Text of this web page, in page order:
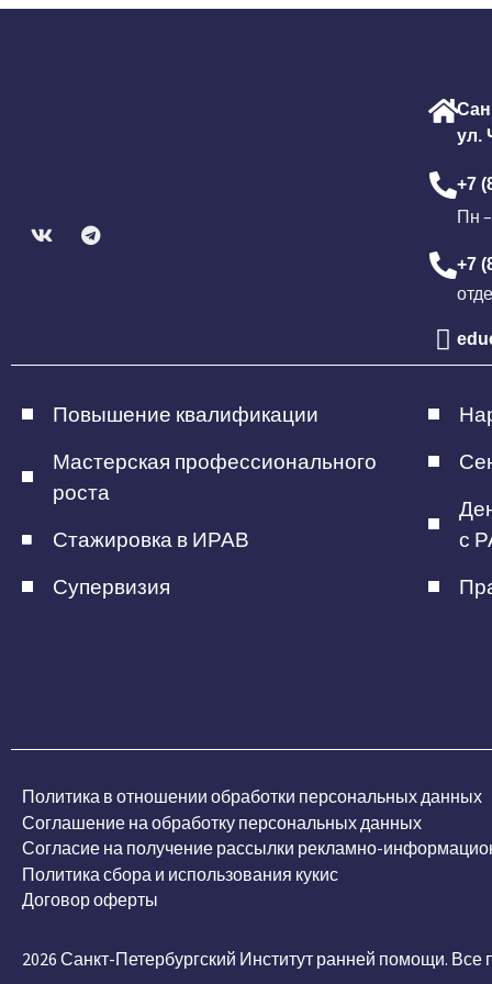
ул.
+7
Пн
+7
Повышение квалификации
Мастерская профессионального
роста
Стажировка в ИРАВ
Супервизия
с
Политика в отношении обработки персональных данных
Соглашение на обработку персональных данных
Согласие на получение рассылки рекламно-
Политика сбора и использования кукис
Договор оферты
2026 Санкт-Петербургский Институт ранней помощи.